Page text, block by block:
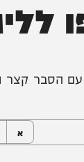
קצר ושווה
א א